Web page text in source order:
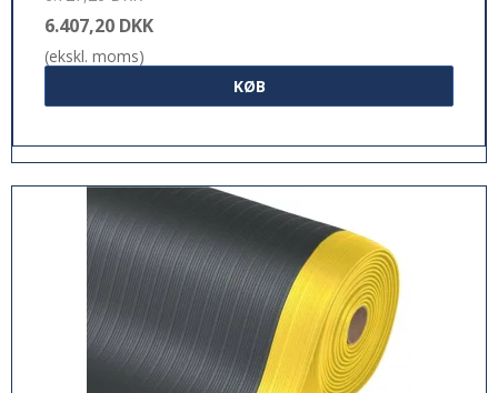
6.407,20 DKK
(ekskl. moms)
KØB